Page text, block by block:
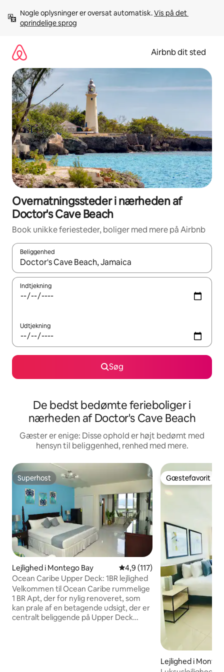
videre
Nogle oplysninger er oversat automatisk. Vis på det
oprindelige sprog
Airbnb dit sted
Overnatningssteder i nærheden af
Doctor's Cave Beach
Book unikke feriesteder, boliger med mere på Airbnb
Beliggenhed
Når resultaterne er tilgængelige, skal du navigere med
Indtjekning
Udtjekning
Søg
De bedst bedømte ferieboliger i
nærheden af Doctor's Cave Beach
Gæster er enige: Disse ophold er højt bedømt med
hensyn til beliggenhed, renhed med mere.
Superhost
Superhost
Lejlighed i Montego Bay 4,9 ud af 5 i gennemsnitlig
4,9 (117)
Ocean Caribe Upper Deck: 1BR lejlighed
Velkommen til Ocean Caribe rummelige
1 BR Apt, der for nylig renoveret, som
kan prale af en betagende udsigt, der er
centralt beliggende på Upper Deck
Gæstefavorit
Gæstefavorit
Lejlighed i